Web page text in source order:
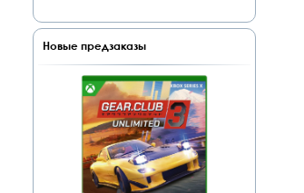
Новые предзаказы